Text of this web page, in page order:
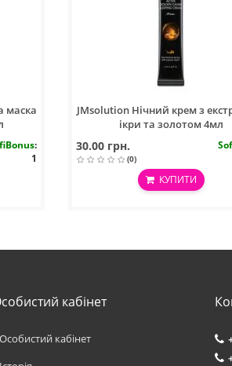
маска
:
1
JMsolution Нічний крем з
ікри та золотом 4мл
30.00 грн.
(0)
КУПИТИ
кабінет
Особистий кабінет